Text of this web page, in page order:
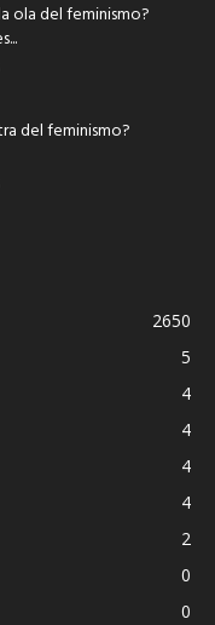
ola del feminismo?
del feminismo?
2650
5
4
4
4
4
2
0
0